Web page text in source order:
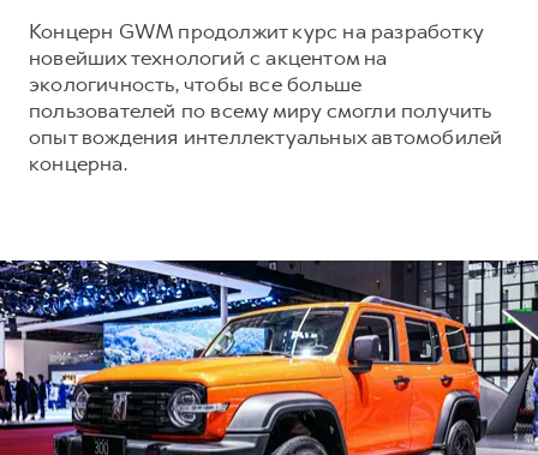
Концерн GWM продолжит курс на разработку
новейших технологий с акцентом на
экологичность, чтобы все больше
пользователей по всему миру смогли получить
опыт вождения интеллектуальных автомобилей
концерна.